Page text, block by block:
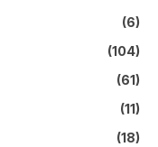
(6)
(104)
(61)
(11)
(18)